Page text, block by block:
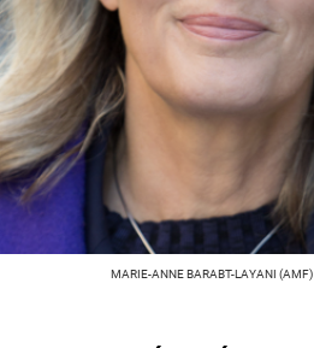
MARIE-ANNE BARABT-LAYANI (AMF)